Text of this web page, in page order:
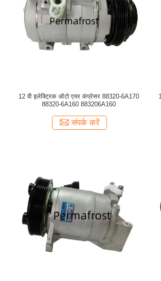
12 वी इलेक्ट्रिक ऑटो एयर कंप्रेसर 88320-6A170
88320-6A160 883206A160
संपर्क करें